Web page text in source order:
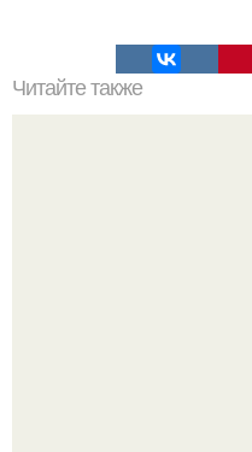
Читайте также